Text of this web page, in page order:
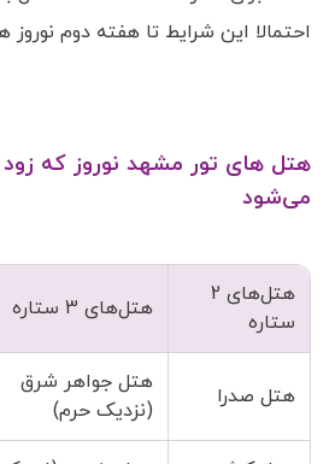
احتمالا این شرایط تا هفته دوم
هتل های تور مشهد نوروز که
می‌شود
هتل‌های 2
ستاره
هتل‌های 3 ستاره
هتل صدرا
هتل جواهر شرق
(نزدیک حرم)